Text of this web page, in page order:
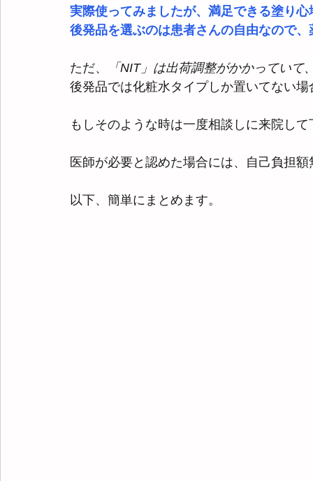
実際使ってみましたが、満足できる塗り心
後発品を選ぶのは患者さんの自由なので
ただ、
「NIT」は出荷調整がかかってい
後発品では化粧水タイプしか置いてない
もしそのような時は一度相談しに来院して
医師が必要と認めた場合には、自己負担
以下、簡単にまとめます。